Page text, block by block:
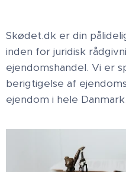
Skødet.dk er din
inden for juridisk
ejendomshandel. Vi er
berigtigelse af
ejendom i hele Danmark.